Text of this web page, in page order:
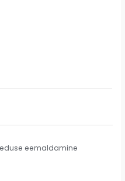
eemaldamine